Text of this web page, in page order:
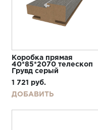
Коробка прямая
40*85*2070 телескоп
Грувд серый
1 721
руб.
ДОБАВИТЬ